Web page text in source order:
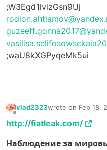
;W3Egd1lvizGsn9Uj
;waU8kXGPyqeMk5ui
vlad2323wrote on Feb 18,
last edited by
http://fiatleak.com/
Наблюдение за